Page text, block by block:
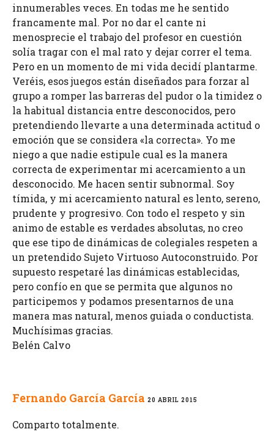
innumerables veces. En todas me he sentido
francamente mal. Por no dar el cante ni
menosprecie el trabajo del profesor en cuestión
solía tragar con el mal rato y dejar correr el tema.
Pero en un momento de mi vida decidí plantarme.
Veréis, esos juegos están diseñados para forzar al
grupo a romper las barreras del pudor o la timidez o
la habitual distancia entre desconocidos, pero
pretendiendo llevarte a una determinada actitud o
emoción que se considera «la correcta». Yo me
niego a que nadie estipule cual es la manera
correcta de experimentar mi acercamiento a un
desconocido. Me hacen sentir subnormal. Soy
tímida, y mi acercamiento natural es lento, sereno,
prudente y progresivo. Con todo el respeto y sin
animo de estable es verdades absolutas, no creo
que ese tipo de dinámicas de colegiales respeten a
un pretendido Sujeto Virtuoso Autoconstruido. Por
supuesto respetaré las dinámicas establecidas,
pero confío en que se permita que algunos no
participemos y podamos presentarnos de una
manera mas natural, menos guiada o conductista.
Muchísimas gracias.
Belén Calvo
Fernando García García 20 ABRIL 2015
Comparto totalmente.